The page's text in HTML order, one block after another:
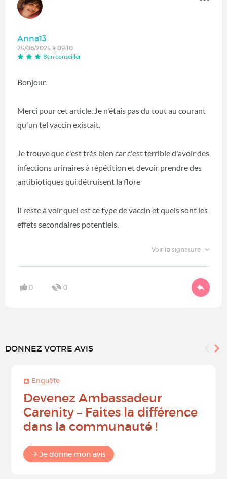
Anna13
25/06/2025 à 09:10
Bon conseiller
Bonjour.
Merci pour cet article. Je n'étais pas du tout au courant
qu'un tel vaccin existait.
Je trouve que c'est très bien car c'est terrible d'avoir des
infections urinaires à répétition et devoir prendre des
antibiotiques qui détruisent la flore
Il reste à voir quel est ce type de vaccin et quels sont les
effets secondaires potentiels.
Voir la signature
0 0
DONNEZ VOTRE AVIS
Enquête
Devenez Ambassadeur
Carenity – Faites la différence
dans la communauté !
Je donne mon avis